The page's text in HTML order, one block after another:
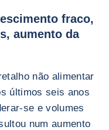
fraco,
aumento da
não alimentar
últimos seis anos
se e volumes
num aumento